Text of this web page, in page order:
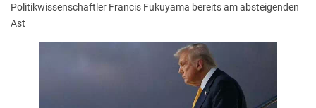
Politikwissenschaftler Francis Fukuyama bereits am absteigenden
Ast